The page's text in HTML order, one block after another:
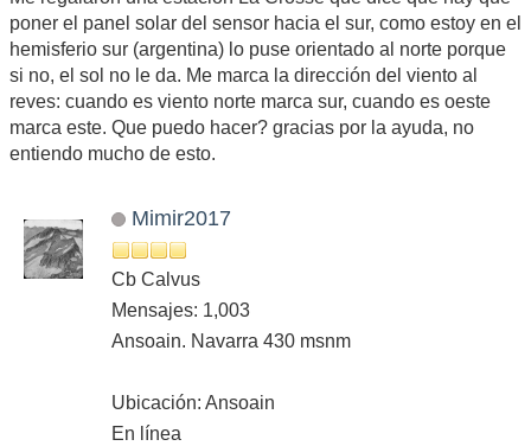
poner el panel solar del sensor hacia el sur, como estoy en el
hemisferio sur (argentina) lo puse orientado al norte porque
si no, el sol no le da. Me marca la dirección del viento al
reves: cuando es viento norte marca sur, cuando es oeste
marca este. Que puedo hacer? gracias por la ayuda, no
entiendo mucho de esto.
Mimir2017
Cb Calvus
Mensajes: 1,003
Ansoain. Navarra 430 msnm
Ubicación: Ansoain
En línea